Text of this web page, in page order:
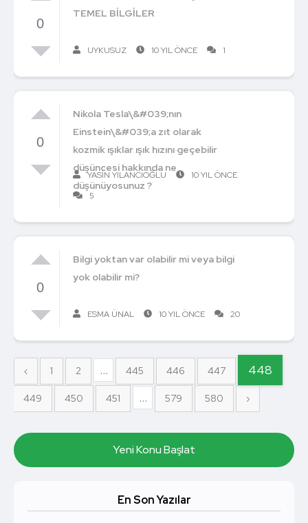
0
TEMEL BİLGİLER
UYKUSUZ 10 YIL ÖNCE 1
0
Nikola Tesla\&#039;nın
Einstein\&#039;a zıt olarak
kozmik ışıklar ışık hızını geçebilir
düşüncesi hakkında ne
düşünüyosunuz ?
YASIN YILANCIOĞLU
10 YIL ÖNCE
5
0
Bilgi yoktan var olabilir mi veya bilgi
yok olabilir mi?
ESMA ÜNAL 10 YIL ÖNCE 20
‹ 1 2 ... 445 446 447 448
449 450 451 ... 579 580 ›
Yeni Konu Başlat
En Son Yazılar